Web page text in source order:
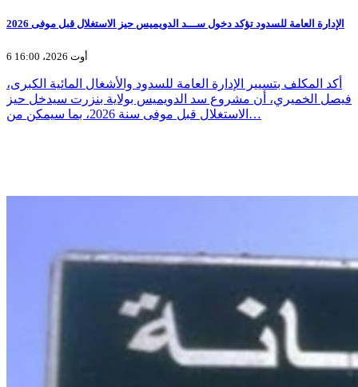
الإدارة العامة للسدود تؤكد دخول ســـد الدويميس حيز الاستغلال قبل موفى 2026
6 أوت 2026، 16:00
أكد المكلف بتسيير الإدارة العامة للسدود والأشغال المائية الكبرى،
فيصل الخميري، أن مشروع سد الدويميس بولاية بنزرت سيدخل حيز
الاستغلال قبل موفى سنة 2026، بما سيمكن من…